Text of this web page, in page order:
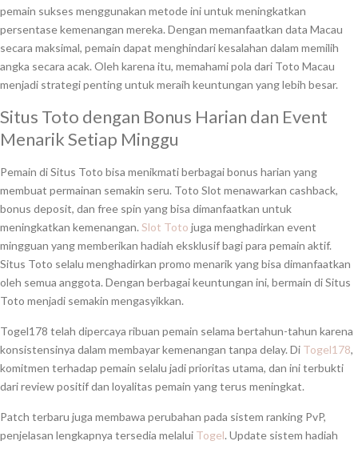
pemain sukses menggunakan metode ini untuk meningkatkan
persentase kemenangan mereka. Dengan memanfaatkan data Macau
secara maksimal, pemain dapat menghindari kesalahan dalam memilih
angka secara acak. Oleh karena itu, memahami pola dari Toto Macau
menjadi strategi penting untuk meraih keuntungan yang lebih besar.
Situs Toto dengan Bonus Harian dan Event
Menarik Setiap Minggu
Pemain di Situs Toto bisa menikmati berbagai bonus harian yang
membuat permainan semakin seru. Toto Slot menawarkan cashback,
bonus deposit, dan free spin yang bisa dimanfaatkan untuk
meningkatkan kemenangan. Slot Toto juga menghadirkan event
mingguan yang memberikan hadiah eksklusif bagi para pemain aktif.
Situs Toto selalu menghadirkan promo menarik yang bisa dimanfaatkan
oleh semua anggota. Dengan berbagai keuntungan ini, bermain di Situs
Toto menjadi semakin mengasyikkan.
Togel178 telah dipercaya ribuan pemain selama bertahun-tahun karena
konsistensinya dalam membayar kemenangan tanpa delay. Di Togel178,
komitmen terhadap pemain selalu jadi prioritas utama, dan ini terbukti
dari review positif dan loyalitas pemain yang terus meningkat.
Patch terbaru juga membawa perubahan pada sistem ranking PvP,
penjelasan lengkapnya tersedia melalui Togel. Update sistem hadiah